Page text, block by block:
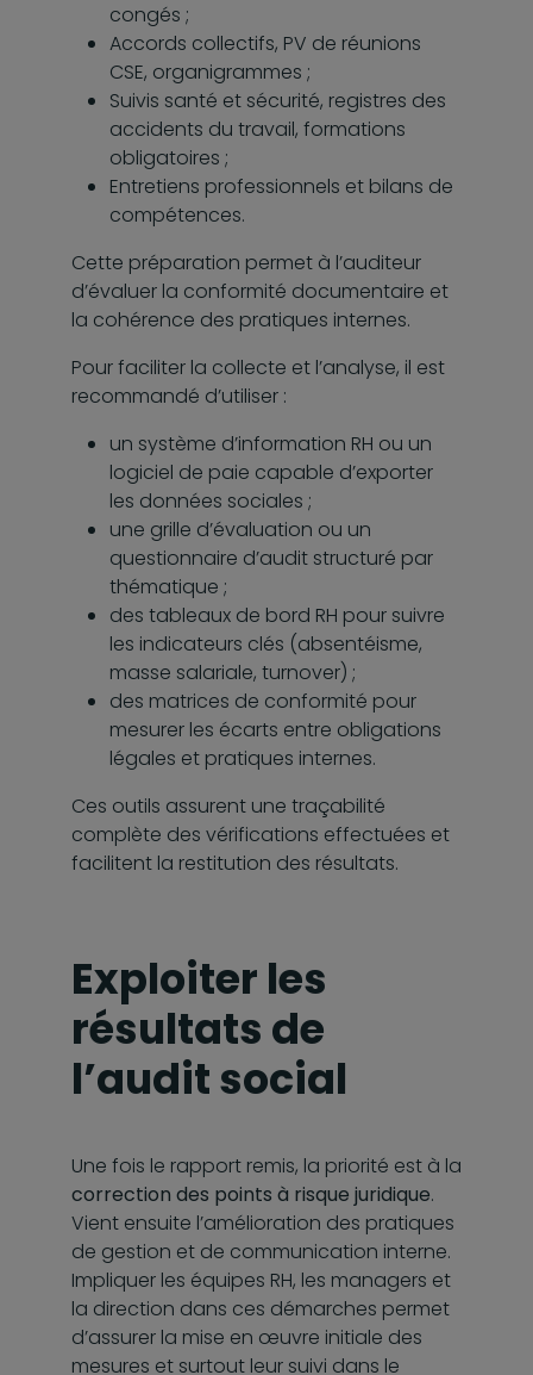
congés ;
Accords collectifs, PV de réunions
CSE, organigrammes ;
Suivis santé et sécurité, registres des
accidents du travail, formations
obligatoires ;
Entretiens professionnels et bilans de
compétences.
Cette préparation permet à l’auditeur
d’évaluer la conformité documentaire et
la cohérence des pratiques internes.
Pour faciliter la collecte et l’analyse, il est
recommandé d’utiliser :
un système d’information RH ou un
logiciel de paie capable d’exporter
les données sociales ;
une grille d’évaluation ou un
questionnaire d’audit structuré par
thématique ;
des tableaux de bord RH pour suivre
les indicateurs clés (absentéisme,
masse salariale, turnover) ;
des matrices de conformité pour
mesurer les écarts entre obligations
légales et pratiques internes.
Ces outils assurent une traçabilité
complète des vérifications effectuées et
facilitent la restitution des résultats.
Exploiter les
résultats de
l’audit social
Une fois le rapport remis, la priorité est à la
correction des points à risque juridique.
Vient ensuite l’amélioration des pratiques
de gestion et de communication interne.
Impliquer les équipes RH, les managers et
la direction dans ces démarches permet
d’assurer la mise en œuvre initiale des
mesures et surtout leur suivi dans le